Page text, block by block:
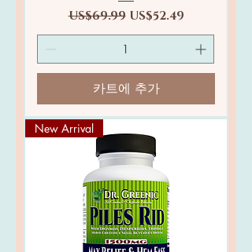
일반가
US$69.99 할인가
US$52.49
카트에 추가
New Arrival